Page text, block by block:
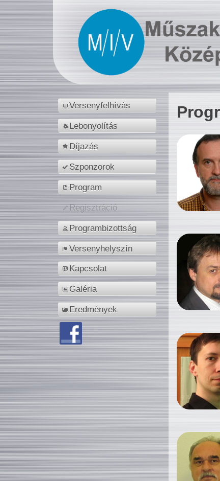
Versenyfelhívás
Lebonyolítás
Díjazás
Szponzorok
Program
Regisztráció
Programbizottság
Versenyhelyszín
Kapcsolat
Galéria
Eredmények